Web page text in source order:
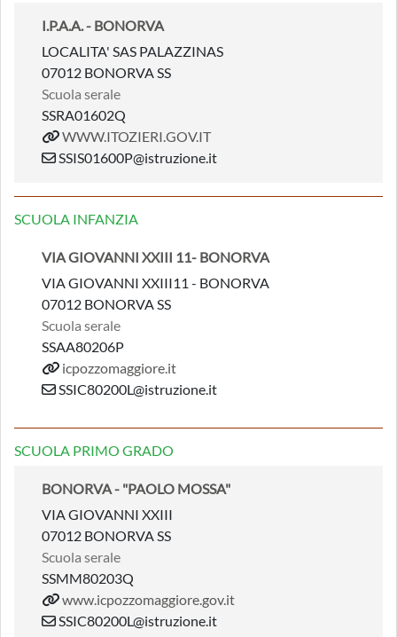
I.P.A.A. - BONORVA
LOCALITA' SAS PALAZZINAS
07012 BONORVA SS
Scuola serale
SSRA01602Q
WWW.ITOZIERI.GOV.IT
SSIS01600P@istruzione.it
SCUOLA INFANZIA
VIA GIOVANNI XXIII 11- BONORVA
VIA GIOVANNI XXIII11 - BONORVA
07012 BONORVA SS
Scuola serale
SSAA80206P
icpozzomaggiore.it
SSIC80200L@istruzione.it
SCUOLA PRIMO GRADO
BONORVA - "PAOLO MOSSA"
VIA GIOVANNI XXIII
07012 BONORVA SS
Scuola serale
SSMM80203Q
www.icpozzomaggiore.gov.it
SSIC80200L@istruzione.it